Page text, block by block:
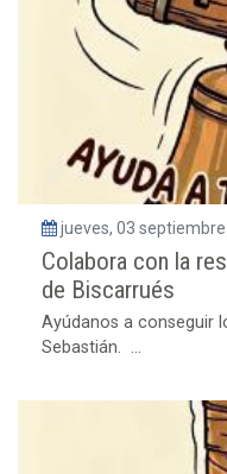
jueves, 03
Colabora con la
de Biscarrués
Ayúdanos a conseguir
Sebastián. ...